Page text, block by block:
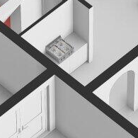
in de hal die
de meterkast en
de meterkast
op het
binnen